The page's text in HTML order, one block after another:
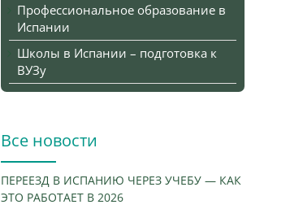
Профессиональное образование в
Испании
Школы в Испании – подготовка к
ВУЗу
Все новости
ПЕРЕЕЗД В ИСПАНИЮ ЧЕРЕЗ УЧЕБУ — КАК
ЭТО РАБОТАЕТ В 2026